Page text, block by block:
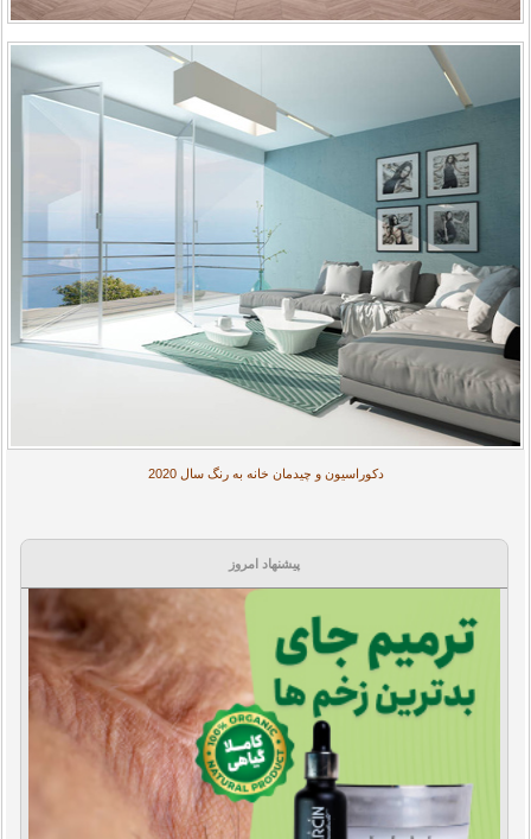
دکوراسیون و چیدمان خانه به رنگ سال 2020
پیشنهاد امروز